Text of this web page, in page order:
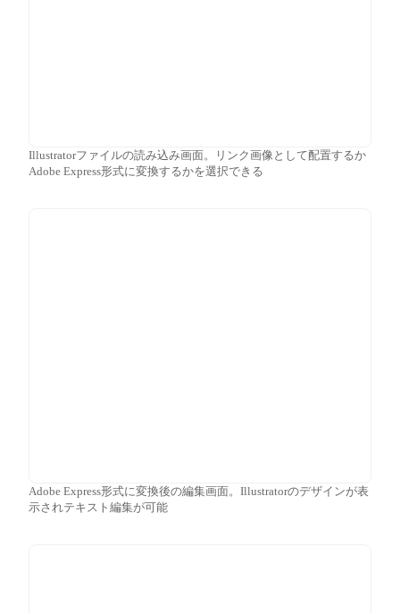
Illustratorファイルの読み込み画面。リンク画像として配置するか
Adobe Express形式に変換するかを選択できる
Adobe Express形式に変換後の編集画面。Illustratorのデザインが表
示されテキスト編集が可能